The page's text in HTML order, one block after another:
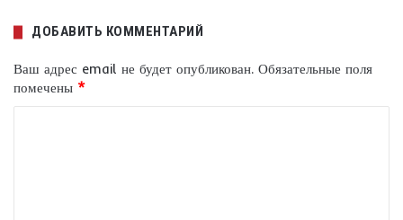
ДОБАВИТЬ КОММЕНТАРИЙ
Ваш адрес email не будет опубликован. Обязательные поля
помечены *